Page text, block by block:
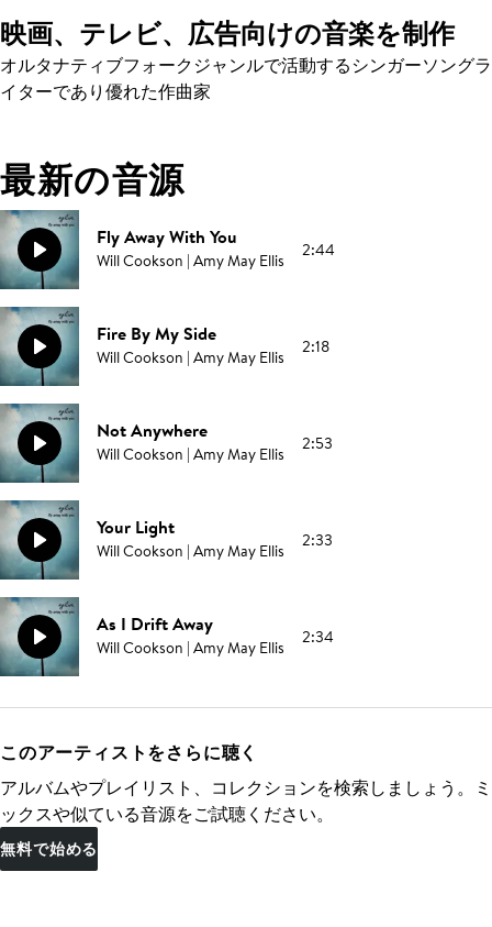
映画、テレビ、広告向けの音楽を制作
オルタナティブフォークジャンルで活動するシンガーソングラ
イターであり優れた作曲家
最新の音源
Fly Away With You
Will Cookson | Amy May Ellis 2:44
Fire By My Side
Will Cookson | Amy May Ellis 2:18
Not Anywhere
Will Cookson | Amy May Ellis 2:53
Your Light
Will Cookson | Amy May Ellis 2:33
As I Drift Away
Will Cookson | Amy May Ellis 2:34
このアーティストをさらに聴く
アルバムやプレイリスト、コレクションを検索しましょう。ミ
ックスや似ている音源をご試聴ください。
無料で始める